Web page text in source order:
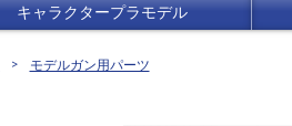
キャラクタープラモデル
モデルガン用パーツ